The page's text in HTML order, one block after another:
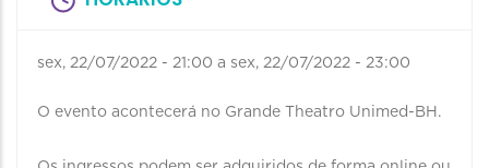
sex, 22/07/2022 - 21:00 a sex, 22/07/2022 - 23:00
O evento acontecerá no Grande Theatro Unimed-BH.